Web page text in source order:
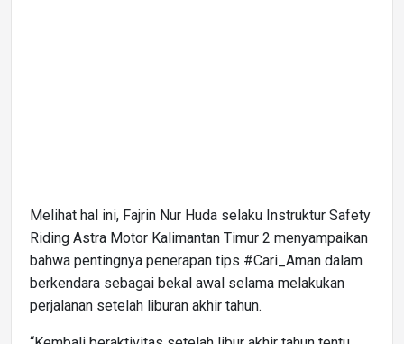
Melihat hal ini, Fajrin Nur Huda selaku Instruktur Safety
Riding Astra Motor Kalimantan Timur 2 menyampaikan
bahwa pentingnya penerapan tips #Cari_Aman dalam
berkendara sebagai bekal awal selama melakukan
perjalanan setelah liburan akhir tahun.